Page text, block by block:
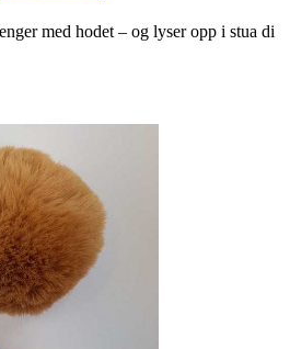
med hodet – og lyser opp i stua di